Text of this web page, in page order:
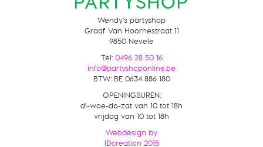
Wendy's partyshop
Graaf Van Hoornestraat 11
9850 Nevele
Tel: 0496 28 50 16
info@partyshoponline.be
BTW: BE 0634 886 180
OPENINGSUREN:
di-woe-do-zat van 10 tot 18h
vrijdag van 10 tot 18h
Webdesign by
IDcreation 2015